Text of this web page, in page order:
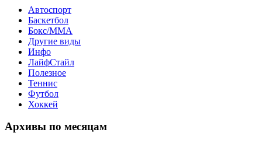
Автоспорт
Баскетбол
Бокс/MMA
Другие виды
Инфо
ЛайфСтайл
Полезное
Теннис
Футбол
Хоккей
Архивы по месяцам